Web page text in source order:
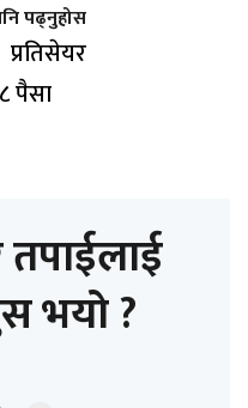
पढ्नुहोस
पैसा
भयो ?